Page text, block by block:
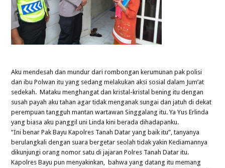
Aku mendesah dan mundur dari rombongan kerumunan pak polisi
dan ibu Polwan itu yang sedang melakukan aksi sosial dalam Jum’at
sedekah. Mataku menghangat dan kristal-kristal bening itu dengan
susah payah aku tahan agar tidak menganak sungai dan jatuh di dekat
perempuan tangguh mantan wartawan Singgalang itu. Ya Yus Erlinda
yang biasa aku panggil uni Linda kini berada dihadapanku.
“Ini benar Pak Bayu Kapolres Tanah Datar yang baik itu”, tanyanya
berulangkali dengan suara bergetar seolah tidak yakin Kediamannya
dikunjungi orang nomor satu di jajaran Polres Tanah Datar itu.
Kapolres Bayu pun menyakinkan, bahwa yang datang itu memang